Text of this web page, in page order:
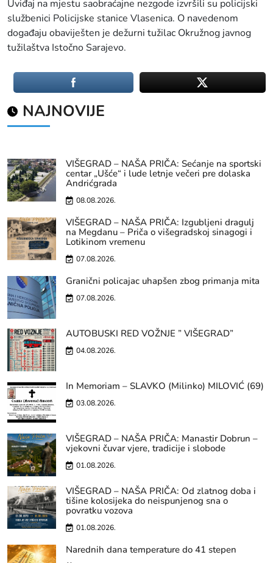
Uviđaj na mjestu saobraćajne nezgode izvršili su policijski
službenici Policijske stanice Vlasenica. O navedenom
događaju obaviješten je dežurni tužilac Okružnog javnog
tužilaštva Istočno Sarajevo.
NAJNOVIJE
VIŠEGRAD – NAŠA PRIČA: Sećanje na sportski
centar „Ušće“ i lude letnje večeri pre dolaska
Andrićgrada
08.08.2026.
VIŠEGRAD – NAŠA PRIČA: Izgubljeni dragulj
na Megdanu – Priča o višegradskoj sinagogi i
Lotikinom vremenu
07.08.2026.
Granični policajac uhapšen zbog primanja mita
07.08.2026.
AUTOBUSKI RED VOŽNJE ” VIŠEGRAD”
04.08.2026.
In Memoriam – SLAVKO (Milinko) MILOVIĆ (69)
03.08.2026.
VIŠEGRAD – NAŠA PRIČA: Manastir Dobrun –
vjekovni čuvar vjere, tradicije i slobode
01.08.2026.
VIŠEGRAD – NAŠA PRIČA: Od zlatnog doba i
tišine kolosijeka do neispunjenog sna o
povratku vozova
01.08.2026.
Narednih dana temperature do 41 stepen